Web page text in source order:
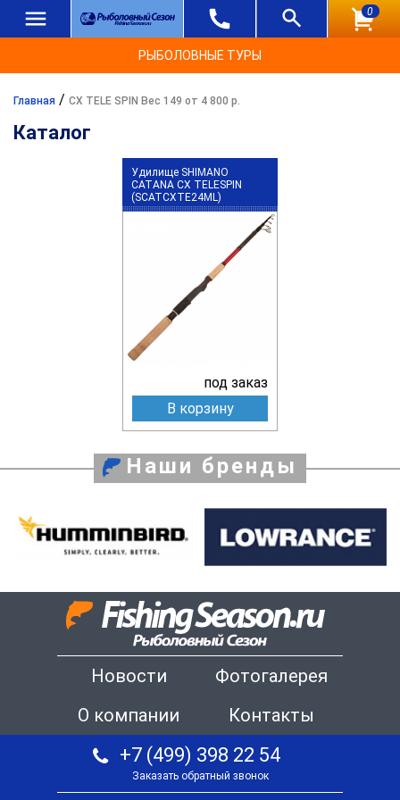
0
РЫБОЛОВНЫЕ ТУРЫ
Главная / CX TELE SPIN Вес 149 от 4 800 р.
Каталог
Удилище SHIMANO
CATANA CX TELESPIN
(SCATCXTE24ML)
под заказ
В корзину
Наши бренды
Новости
Фотогалерея
О компании
Контакты
+7 (499) 398 22 54
Заказать обратный звонок